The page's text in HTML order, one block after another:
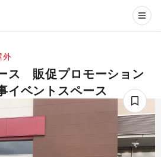
外
ス 販促プロモーション
イベントスペース